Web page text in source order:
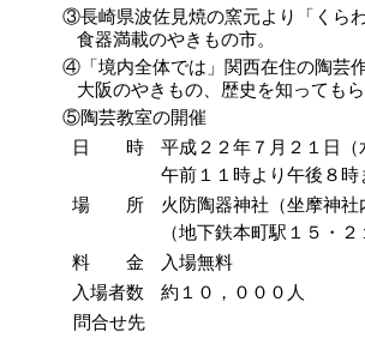
③長崎県波佐見焼の窯元より「くら
食器満載のやきもの市。
④「境内全体では」関西在住の陶芸
大阪のやきもの、歴史を知っても
⑤陶芸教室の開催
日 時
平成２２年７月２１日
午前１１時より午後８
場 所
火防陶器神社（坐摩神
（地下鉄本町駅１５・
料 金
入場無料
入場者数
約１０，０００人
問合せ先